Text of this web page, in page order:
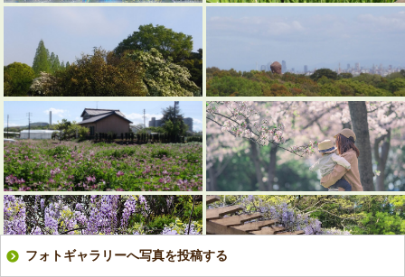
フォトギャラリーへ写真を投稿する